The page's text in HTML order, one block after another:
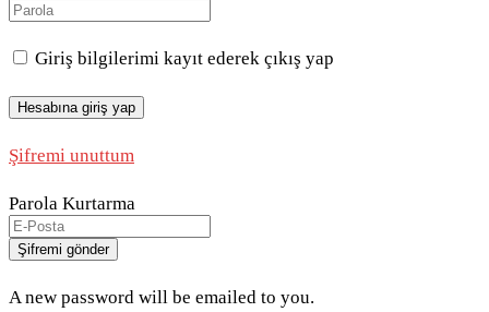
Giriş bilgilerimi kayıt ederek çıkış yap
Şifremi unuttum
Parola Kurtarma
A new password will be emailed to you.